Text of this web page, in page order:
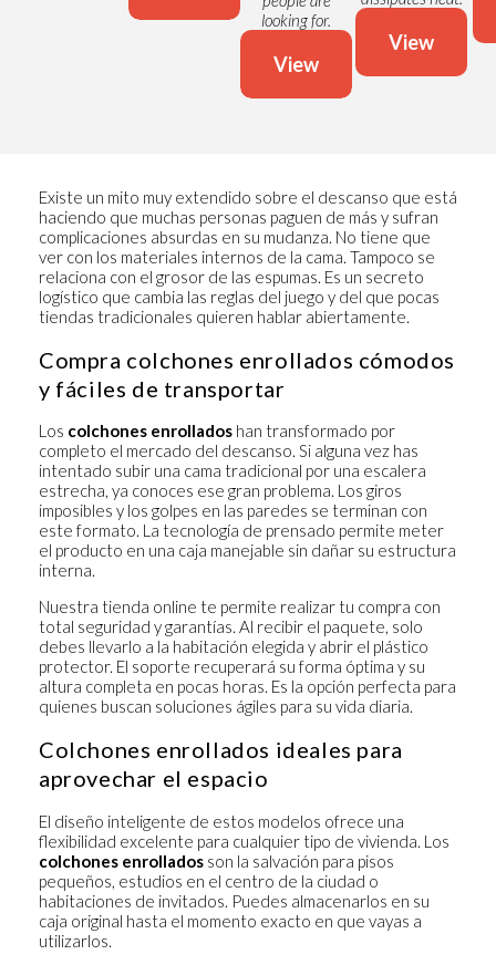
looking for.
View
View
Existe un mito muy extendido sobre el descanso que está
haciendo que muchas personas paguen de más y sufran
complicaciones absurdas en su mudanza. No tiene que
ver con los materiales internos de la cama. Tampoco se
relaciona con el grosor de las espumas. Es un secreto
logístico que cambia las reglas del juego y del que pocas
tiendas tradicionales quieren hablar abiertamente.
Compra colchones enrollados cómodos
y fáciles de transportar
Los colchones enrollados han transformado por
completo el mercado del descanso. Si alguna vez has
intentado subir una cama tradicional por una escalera
estrecha, ya conoces ese gran problema. Los giros
imposibles y los golpes en las paredes se terminan con
este formato. La tecnología de prensado permite meter
el producto en una caja manejable sin dañar su estructura
interna.
Nuestra tienda online te permite realizar tu compra con
total seguridad y garantías. Al recibir el paquete, solo
debes llevarlo a la habitación elegida y abrir el plástico
protector. El soporte recuperará su forma óptima y su
altura completa en pocas horas. Es la opción perfecta para
quienes buscan soluciones ágiles para su vida diaria.
Colchones enrollados ideales para
aprovechar el espacio
El diseño inteligente de estos modelos ofrece una
flexibilidad excelente para cualquier tipo de vivienda. Los
colchones enrollados son la salvación para pisos
pequeños, estudios en el centro de la ciudad o
habitaciones de invitados. Puedes almacenarlos en su
caja original hasta el momento exacto en que vayas a
utilizarlos.